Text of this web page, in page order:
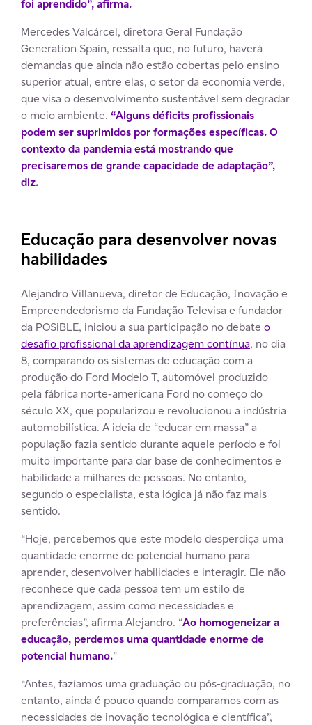
foi aprendido”, afirma.
Mercedes Valcárcel, diretora Geral Fundação
Generation Spain, ressalta que, no futuro, haverá
demandas que ainda não estão cobertas pelo ensino
superior atual, entre elas, o setor da economia verde,
que visa o desenvolvimento sustentável sem degradar
o meio ambiente. “Alguns déficits profissionais
podem ser suprimidos por formações específicas. O
contexto da pandemia está mostrando que
precisaremos de grande capacidade de adaptação”,
diz.
Educação para desenvolver novas
habilidades
Alejandro Villanueva, diretor de Educação, Inovação e
Empreendedorismo da Fundação Televisa e fundador
da POSiBLE, iniciou a sua participação no debate o
desafio profissional da aprendizagem contínua, no dia
8, comparando os sistemas de educação com a
produção do Ford Modelo T, automóvel produzido
pela fábrica norte-americana Ford no começo do
século XX, que popularizou e revolucionou a indústria
automobilística. A ideia de “educar em massa” a
população fazia sentido durante aquele período e foi
muito importante para dar base de conhecimentos e
habilidade a milhares de pessoas. No entanto,
segundo o especialista, esta lógica já não faz mais
sentido.
“Hoje, percebemos que este modelo desperdiça uma
quantidade enorme de potencial humano para
aprender, desenvolver habilidades e interagir. Ele não
reconhece que cada pessoa tem um estilo de
aprendizagem, assim como necessidades e
preferências”, afirma Alejandro. “Ao homogeneizar a
educação, perdemos uma quantidade enorme de
potencial humano.”
“Antes, fazíamos uma graduação ou pós-graduação, no
entanto, ainda é pouco quando comparamos com as
necessidades de inovação tecnológica e científica”,